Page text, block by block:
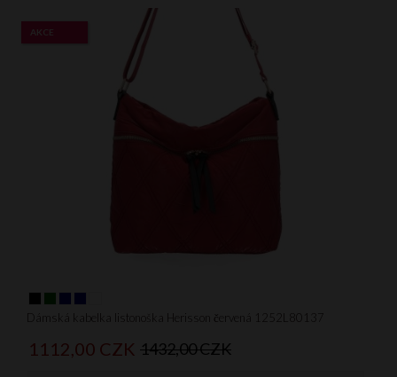
Dámská kabelka listonoška Herisson červená 1252L80137
AKCE
1112,00 CZK 1432,00 CZK